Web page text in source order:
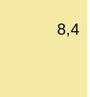
8,4